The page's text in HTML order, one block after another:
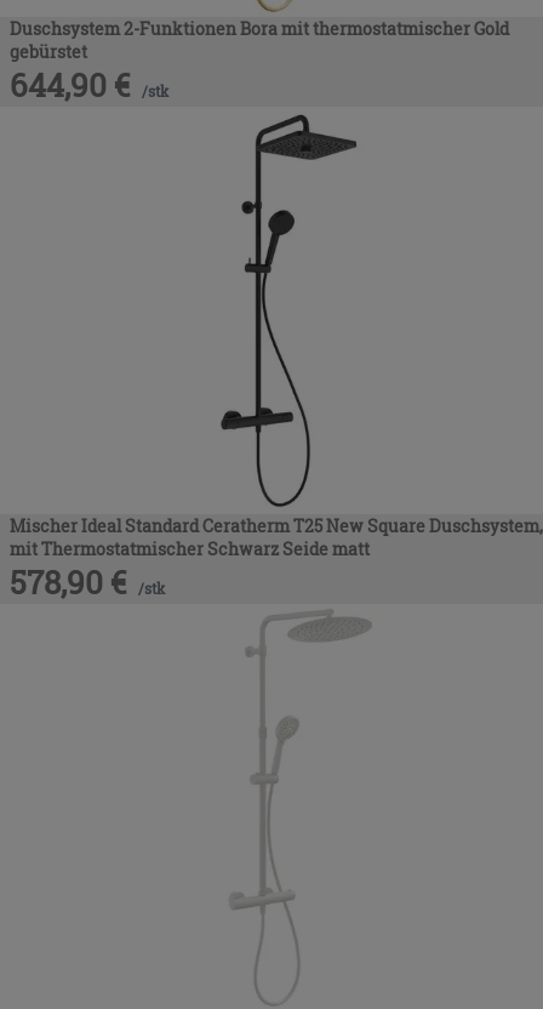
Duschsystem 2-Funktionen Bora mit thermostatmischer Gold
gebürstet
644,90 € /stk
Mischer Ideal Standard Ceratherm T25 New Square Duschsystem,
mit Thermostatmischer Schwarz Seide matt
578,90 € /stk